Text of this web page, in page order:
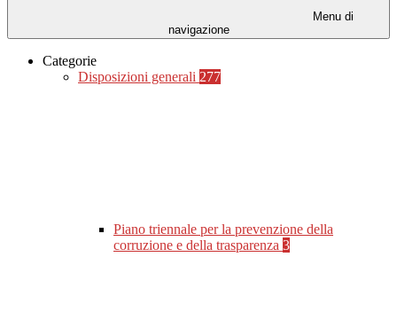
Menu di
navigazione
Categorie
Disposizioni generali 277
Piano triennale per la prevenzione della
corruzione e della trasparenza 3